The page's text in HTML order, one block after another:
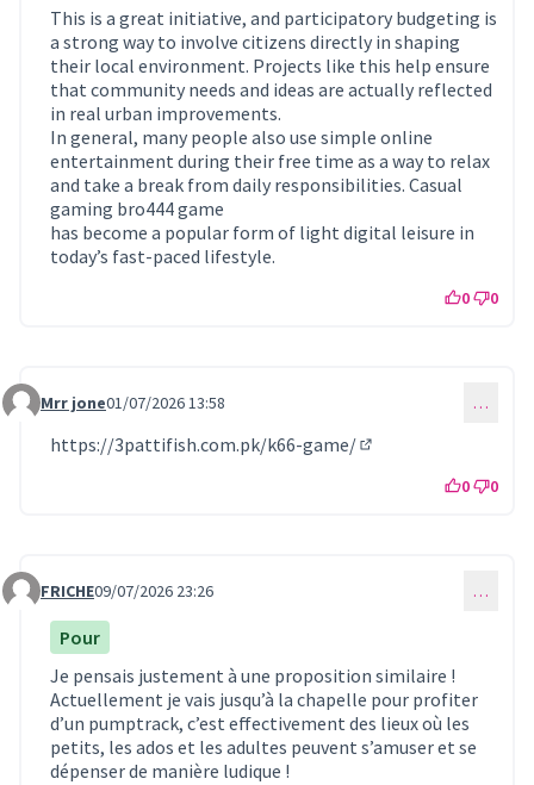
This is a great initiative, and participatory budgeting is
a strong way to involve citizens directly in shaping
their local environment. Projects like this help ensure
that community needs and ideas are actually reflected
in real urban improvements.
In general, many people also use simple online
entertainment during their free time as a way to relax
and take a break from daily responsibilities. Casual
gaming bro444 game
has become a popular form of light digital leisure in
today’s fast-paced lifestyle.
0 0
Commentaire 1704
Mrr jone01/07/2026 13:58 …
https://3pattifish.com.pk/k66-game/
0 0
Commentaire 1708
FRICHE09/07/2026 23:26 …
Pour
Je pensais justement à une proposition similaire !
Actuellement je vais jusqu’à la chapelle pour profiter
d’un pumptrack, c’est effectivement des lieux où les
petits, les ados et les adultes peuvent s’amuser et se
dépenser de manière ludique !